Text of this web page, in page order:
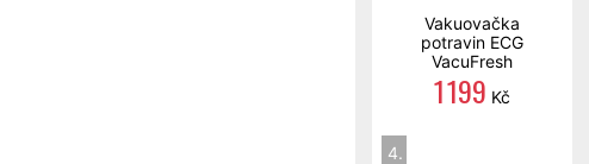
Vakuovačka
potravin ECG
VacuFresh
1 199 Kč
4.